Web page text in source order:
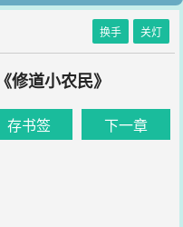
换手 关灯
修道小农民》
存书签 下一章